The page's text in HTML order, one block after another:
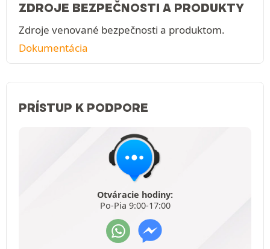
ZDROJE BEZPEČNOSTI A PRODUKTY
Zdroje venované bezpečnosti a produktom.
Dokumentácia
PRÍSTUP K PODPORE
Otváracie hodiny:
Po-Pia 9:00-17:00